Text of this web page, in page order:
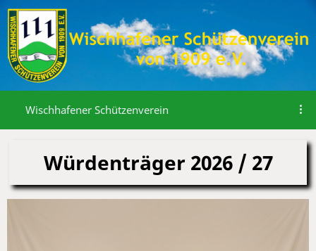
Wischhafener Schützenverein
Würdenträger 2026 / 27